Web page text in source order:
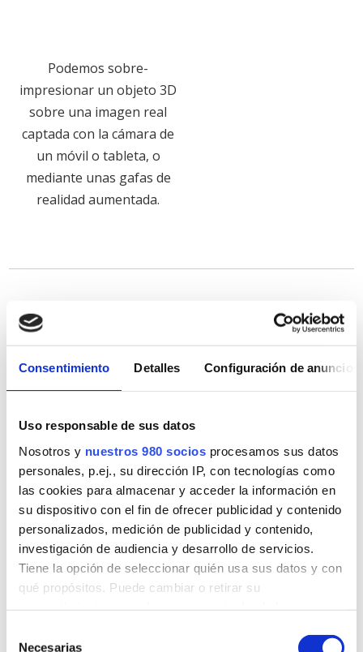
Consentimiento Detalles Configuración de anuncios
Uso responsable de sus datos
Nosotros y nuestros 980 socios procesamos sus datos
personales, p.ej., su dirección IP, con tecnologías como
las cookies para almacenar y acceder la información en
su dispositivo con el fin de ofrecer publicidad y contenido
personalizados, medición de publicidad y contenido,
investigación de audiencia y desarrollo de servicios.
Tiene la opción de seleccionar quién usa sus datos y con
qué propósitos. Puede cambiar o retirar su
consentimiento.
Necesarias
Podemos sobre-
impresionar un objeto 3D
sobre una imagen real
captada con la cámara de
un móvil o tableta, o
mediante unas gafas de
realidad aumentada.
IMPRESIÓN EN 3D
te lo modelamos a medida para
imprimirlos
Podemos imprimir en varios materiales según el objeto
o tu preferencia;ABS,Pla,Resina Liquidao en
materiales especiales cómo Pla Wood ,MetalyElástico
Contacta con nosotros y vemos cómo podemos
ayudarte